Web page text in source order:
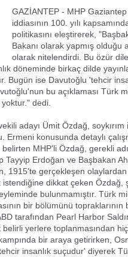
GAZİANTEP - MHP
iddiasının 100. yılı
politikasını eleştirerek,
Bakanı olarak yapmış olduğu
olarak nitelendirdi. Bu özür
döneminde birkaç dilde
Bugün ise Davutoğlu 'tehcir
bu açıklaması Türk
dedi.
adayı Ümit Özdağ, soykırım
Ermeni konusunda detaylı
MHP'li Özdağ, gerekli
Tayyip Erdoğan ve Başbakan
1915'te gerçekleşen
dikkat çeken Özdağ,
bulunmamıştır. Türk
bir bölümünü
tarafından Pearl Harbor
belirli yerlere toplanmasından
bir araya getirirken,
insanlık suçudur' diyerek